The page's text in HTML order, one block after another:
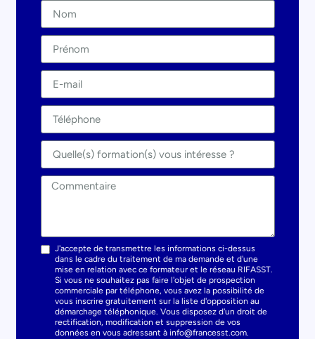
J'accepte de transmettre les informations ci-dessus
dans le cadre du traitement de ma demande et d'une
mise en relation avec ce formateur et le réseau RIFASST.
Si vous ne souhaitez pas faire l'objet de prospection
commerciale par téléphone, vous avez la possibilité de
vous inscrire gratuitement sur la liste d'opposition au
démarchage téléphonique. Vous disposez d'un droit de
rectification, modification et suppression de vos
données en vous adressant à info@francesst.com.